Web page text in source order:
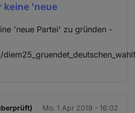
keine 'neue
'neue Partei' zu gründen -
Mo. 1 Apr 2019 - 16:02